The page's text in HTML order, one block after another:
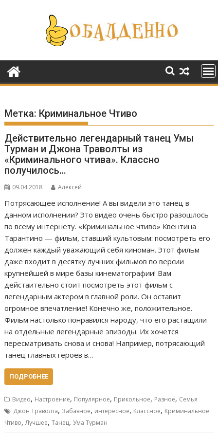
содержимому
Метка: Криминальное Чтиво
Действительно легендарный танец Умы
Турман и Джона Траволты из
«Криминального чтива». Классно
получилось…
09.04.2018 Алексей
Потрясающее исполнение! А вы видели это танец в
данном исполнении? Это видео очень быстро разошлось
по всему интернету. «Криминальное чтиво» Квентина
Тарантино — фильм, ставший культовым: посмотреть его
должен каждый уважающий себя киноман. Этот фильм
даже входит в десятку лучших фильмов по версии
крупнейшей в мире базы кинематографии! Вам
дейстаительно стоит посмотреть этот фильм с
легендарным актером в главной роли. Он оставит
огромное впечатление! Конечно же, положительное.
Фильм настолько понравился народу, что его растащили
на отдельные легендарные эпизоды. Их хочется
пересматривать снова и снова! Например, потрясающий
танец главных героев в…
ПОДРОБНЕЕ
Видео, Настроение, Популярное, Прикольное, Разное, Семья
Джон Траволта, Забавное, интересное, Классное, Криминальное
Чтиво,Лучшее,Танец,Ума Турман